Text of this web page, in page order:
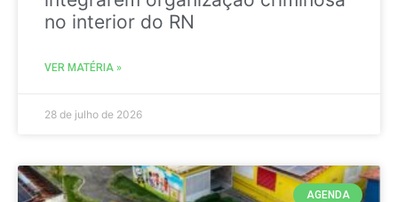
no interior do RN
VER MATÉRIA »
28 de julho de 2026
AGENDA